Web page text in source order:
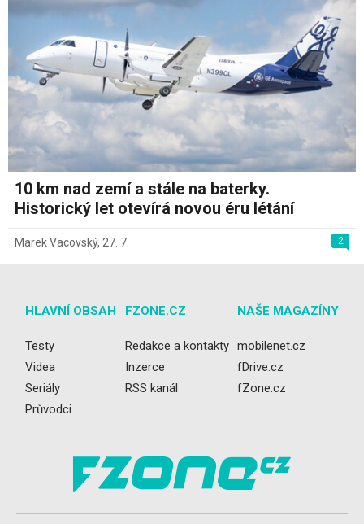
10 km nad zemí a stále na baterky.
Historický let otevírá novou éru létání
2
Marek Vacovský, 27. 7.
HLAVNÍ OBSAH
Testy
Videa
Seriály
Průvodci
FZONE.CZ
Redakce a kontakty
Inzerce
RSS kanál
NAŠE MAGAZÍNY
mobilenet.cz
fDrive.cz
fZone.cz